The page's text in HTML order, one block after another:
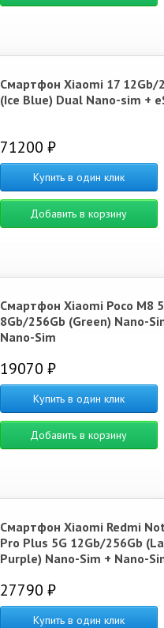
Смартфон Xiaomi 17 12Gb/
(Ice Blue) Dual Nano-sim +
71200 ₽
Купить в один клик
Добавить в корзину
Смартфон Xiaomi Poco M8
8Gb/256Gb (Green) Nano-
Nano-Sim
19070 ₽
Купить в один клик
Добавить в корзину
Смартфон Xiaomi Redmi
Pro Plus 5G 12Gb/256Gb
Purple) Nano-Sim + Nano-
27790 ₽
Купить в один клик